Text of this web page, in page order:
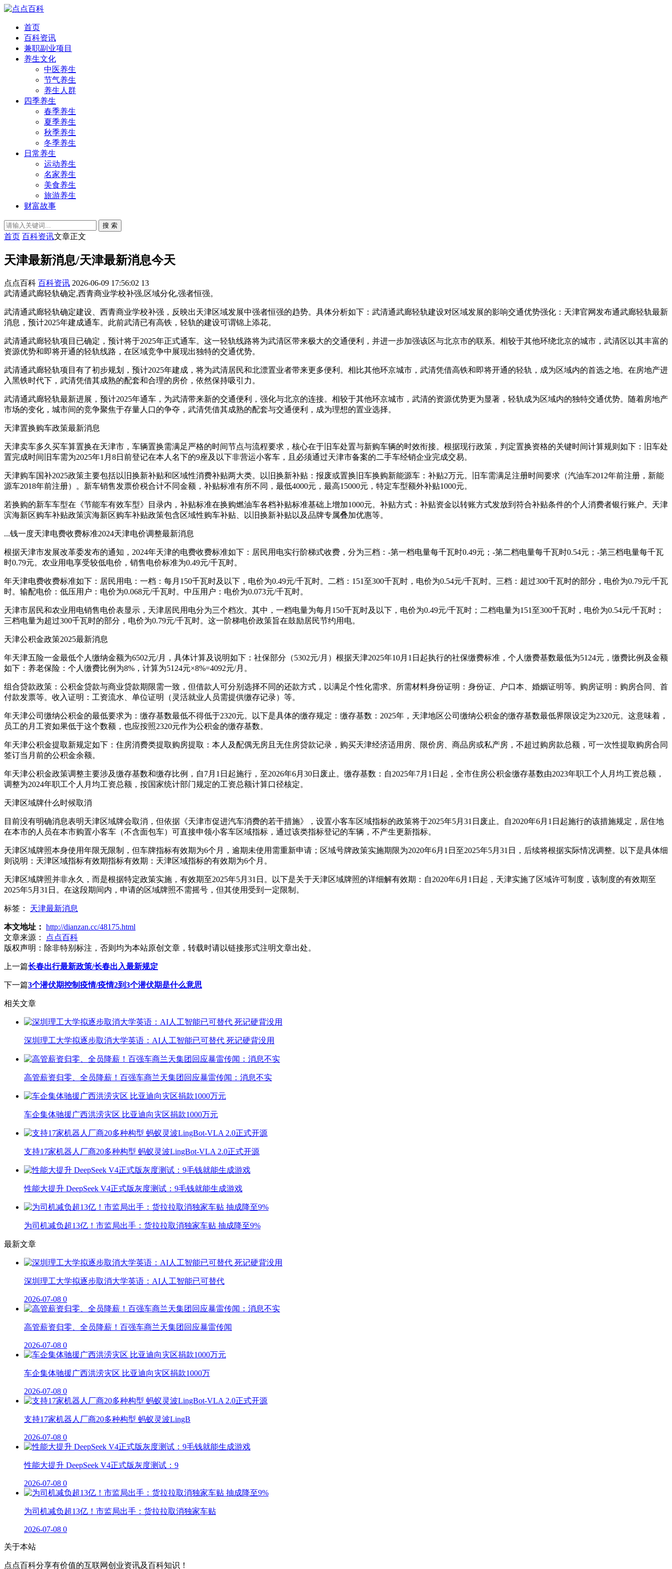
首页
百科资讯
兼职副业项目
养生文化
中医养生
节气养生
养生人群
四季养生
春季养生
夏季养生
秋季养生
冬季养生
日常养生
运动养生
名家养生
美食养生
旅游养生
财富故事
搜 索
首页 百科资讯文章正文
天津最新消息/天津最新消息今天
点点百科 百科资讯 2026-06-09 17:56:02 13
武清通武廊轻轨确定,西青商业学校补强,区域分化,强者恒强。
武清通武廊轻轨确定建设、西青商业学校补强，反映出天津区域发展中强者恒强的趋势。具体分析如下：武清通武廊轻轨建设对区域发展的影响交通优势强化：天津官网发布通武廊轻轨最新
消息，预计2025年建成通车。此前武清已有高铁，轻轨的建设可谓锦上添花。
武清通武廊轻轨项目已确定，预计将于2025年正式通车。这一轻轨线路将为武清区带来极大的交通便利，并进一步加强该区与北京市的联系。相较于其他环绕北京的城市，武清区以其丰富的
资源优势和即将开通的轻轨线路，在区域竞争中展现出独特的交通优势。
武清通武廊轻轨项目有了初步规划，预计2025年建成，将为武清居民和北漂置业者带来更多便利。相比其他环京城市，武清凭借高铁和即将开通的轻轨，成为区域内的首选之地。在房地产进
入黑铁时代下，武清凭借其成熟的配套和合理的房价，依然保持吸引力。
武清通武廊轻轨最新进展，预计2025年通车，为武清带来新的交通便利，强化与北京的连接。相较于其他环京城市，武清的资源优势更为显著，轻轨成为区域内的独特交通优势。随着房地产
市场的变化，城市间的竞争聚焦于存量人口的争夺，武清凭借其成熟的配套与交通便利，成为理想的置业选择。
天津置换购车政策最新消息
天津卖车多久买车算置换在天津市，车辆置换需满足严格的时间节点与流程要求，核心在于旧车处置与新购车辆的时效衔接。根据现行政策，判定置换资格的关键时间计算规则如下：旧车处
置完成时间旧车需为2025年1月8日前登记在本人名下的9座及以下非营运小客车，且必须通过天津市备案的二手车经销企业完成交易。
天津购车国补2025政策主要包括以旧换新补贴和区域性消费补贴两大类。以旧换新补贴：报废或置换旧车换购新能源车：补贴2万元。旧车需满足注册时间要求（汽油车2012年前注册，新能
源车2018年前注册）。新车销售发票价税合计不同金额，补贴标准有所不同，最低4000元，最高15000元，特定车型额外补贴1000元。
若换购的新车车型在《节能车有效车型》目录内，补贴标准在换购燃油车各档补贴标准基础上增加1000元。补贴方式：补贴资金以转账方式发放到符合补贴条件的个人消费者银行账户。天津
滨海新区购车补贴政策滨海新区购车补贴政策包含区域性购车补贴、以旧换新补贴以及品牌专属叠加优惠等。
...钱一度天津电费收费标准2024天津电价调整最新消息
根据天津市发展改革委发布的通知，2024年天津的电费收费标准如下：居民用电实行阶梯式收费，分为三档：-第一档电量每千瓦时0.49元；-第二档电量每千瓦时0.54元；-第三档电量每千瓦
时0.79元。农业用电享受较低电价，销售电价标准为0.49元/千瓦时。
年天津电费收费标准如下：居民用电：一档：每月150千瓦时及以下，电价为0.49元/千瓦时。二档：151至300千瓦时，电价为0.54元/千瓦时。三档：超过300千瓦时的部分，电价为0.79元/千瓦
时。输配电价：低压用户：电价为0.068元/千瓦时。中压用户：电价为0.073元/千瓦时。
天津市居民和农业用电销售电价表显示，天津居民用电分为三个档次。其中，一档电量为每月150千瓦时及以下，电价为0.49元/千瓦时；二档电量为151至300千瓦时，电价为0.54元/千瓦时；
三档电量为超过300千瓦时的部分，电价为0.79元/千瓦时。这一阶梯电价政策旨在鼓励居民节约用电。
天津公积金政策2025最新消息
年天津五险一金最低个人缴纳金额为6502元/月，具体计算及说明如下：社保部分（5302元/月）根据天津2025年10月1日起执行的社保缴费标准，个人缴费基数最低为5124元，缴费比例及金额
如下：养老保险：个人缴费比例为8%，计算为5124元×8%=4092元/月。
组合贷款政策：公积金贷款与商业贷款期限需一致，但借款人可分别选择不同的还款方式，以满足个性化需求。所需材料身份证明：身份证、户口本、婚姻证明等。购房证明：购房合同、首
付款发票等。收入证明：工资流水、单位证明（灵活就业人员需提供缴存记录）等。
年天津公司缴纳公积金的最低要求为：缴存基数最低不得低于2320元。以下是具体的缴存规定：缴存基数：2025年，天津地区公司缴纳公积金的缴存基数最低界限设定为2320元。这意味着，
员工的月工资如果低于这个数额，也应按照2320元作为公积金的缴存基数。
年天津公积金提取新规定如下：住房消费类提取购房提取：本人及配偶无房且无住房贷款记录，购买天津经济适用房、限价房、商品房或私产房，不超过购房款总额，可一次性提取购房合同
签订当月前的公积金余额。
年天津公积金政策调整主要涉及缴存基数和缴存比例，自7月1日起施行，至2026年6月30日废止。缴存基数：自2025年7月1日起，全市住房公积金缴存基数由2023年职工个人月均工资总额，
调整为2024年职工个人月均工资总额，按国家统计部门规定的工资总额计算口径核定。
天津区域牌什么时候取消
目前没有明确消息表明天津区域牌会取消，但依据《天津市促进汽车消费的若干措施》，设置小客车区域指标的政策将于2025年5月31日废止。自2020年6月1日起施行的该措施规定，居住地
在本市的人员在本市购置小客车（不含面包车）可直接申领小客车区域指标，通过该类指标登记的车辆，不产生更新指标。
天津区域牌照本身使用年限无限制，但车牌指标有效期为6个月，逾期未使用需重新申请；区域号牌政策实施期限为2020年6月1日至2025年5月31日，后续将根据实际情况调整。以下是具体细
则说明：天津区域指标有效期指标有效期：天津区域指标的有效期为6个月。
天津区域牌照并非永久，而是根据特定政策实施，有效期至2025年5月31日。以下是关于天津区域牌照的详细解有效期：自2020年6月1日起，天津实施了区域许可制度，该制度的有效期至
2025年5月31日。在这段期间内，申请的区域牌照不需摇号，但其使用受到一定限制。
标签： 天津最新消息
本文地址： http://dianzan.cc/48175.html
文章来源：
点点百科
版权声明： 除非特别标注，否则均为本站原创文章，转载时请以链接形式注明文章出处。
上一篇长春出行最新政策/长春出入最新规定
下一篇3个潜伏期控制疫情/疫情2到3个潜伏期是什么意思
相关文章
深圳理工大学拟逐步取消大学英语：AI人工智能已可替代 死记硬背没用
高管薪资归零、全员降薪！百强车商兰天集团回应暴雷传闻：消息不实
车企集体驰援广西洪涝灾区 比亚迪向灾区捐款1000万元
支持17家机器人厂商20多种构型 蚂蚁灵波LingBot-VLA 2.0正式开源
性能大提升 DeepSeek V4正式版灰度测试：9毛钱就能生成游戏
为司机减负超13亿！市监局出手：货拉拉取消独家车贴 抽成降至9%
最新文章
深圳理工大学拟逐步取消大学英语：AI人工智能已可替代
2026-07-08 0
高管薪资归零、全员降薪！百强车商兰天集团回应暴雷传闻
2026-07-08 0
车企集体驰援广西洪涝灾区 比亚迪向灾区捐款1000万
2026-07-08 0
支持17家机器人厂商20多种构型 蚂蚁灵波LingB
2026-07-08 0
性能大提升 DeepSeek V4正式版灰度测试：9
2026-07-08 0
为司机减负超13亿！市监局出手：货拉拉取消独家车贴
2026-07-08 0
关于本站
点点百科分享有价值的互联网创业资讯及百科知识！